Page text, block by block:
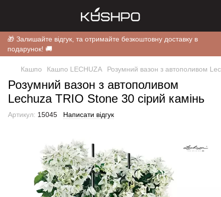
🎁 Залишайте відгук, та отримайте безкоштовну доставку в
подарунок! 🚚
Кашпо Кашпо LECHUZA Розумний вазон з автополивом
Розумний вазон з автополивом
Lechuza TRIO Stone 30 сірий камінь
Артикул: 15045 Написати відгук